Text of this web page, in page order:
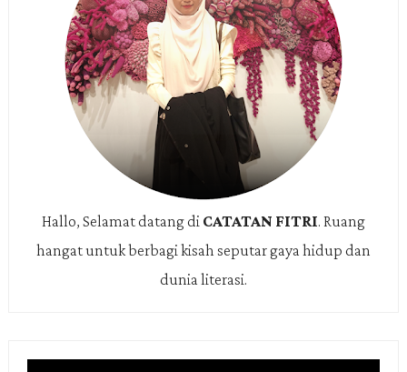
Hallo, Selamat datang di CATATAN FITRI. Ruang
hangat untuk berbagi kisah seputar gaya hidup dan
dunia literasi.